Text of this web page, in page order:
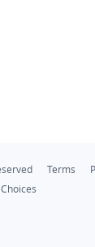
Terms